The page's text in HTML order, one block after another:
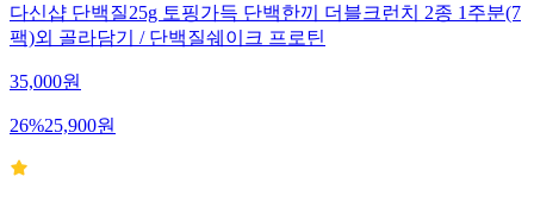
다신샵 단백질25g 토핑가득 단백한끼 더블크런치 2종 1주분(7
팩)외 골라담기 / 단백질쉐이크 프로틴
35,000원
26%25,900원